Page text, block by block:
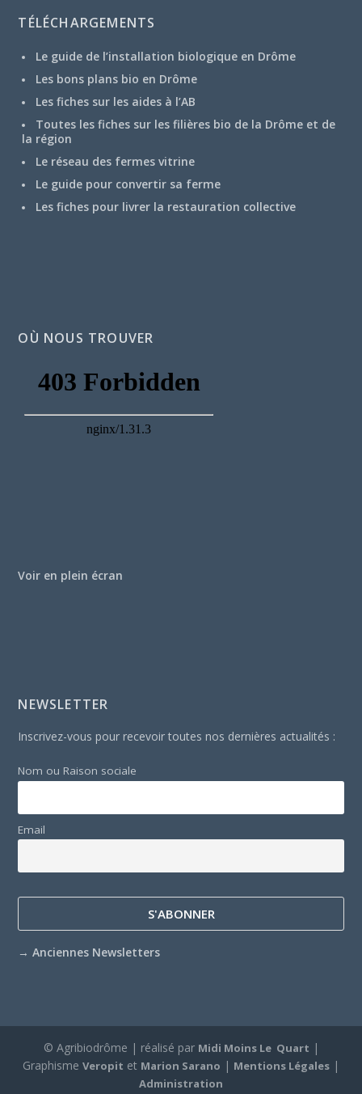
TÉLÉCHARGEMENTS
Le guide de l’installation biologique en Drôme
Les bons plans bio en Drôme
Les fiches sur les aides à l’AB
Toutes les fiches sur les filières bio de la Drôme et de
la région
Le réseau des fermes vitrine
Le guide pour convertir sa ferme
Les fiches pour livrer la restauration collective
OÙ NOUS TROUVER
Voir en plein écran
NEWSLETTER
Inscrivez-vous pour recevoir toutes nos dernières actualités :
Nom ou Raison sociale
Email
→Anciennes Newsletters
© Agribiodrôme | réalisé par Midi Moins Le Quart |
Graphisme Veropit et Marion Sarano | Mentions Légales |
Administration